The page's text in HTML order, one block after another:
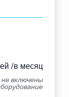
/в месяц
включены